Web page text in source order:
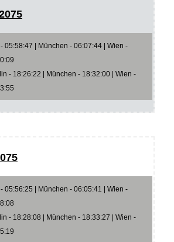
05:58:47 | München - 06:07:44 | Wien -
- 18:26:22 | München - 18:32:00 | Wien -
05:56:25 | München - 06:05:41 | Wien -
- 18:28:08 | München - 18:33:27 | Wien -